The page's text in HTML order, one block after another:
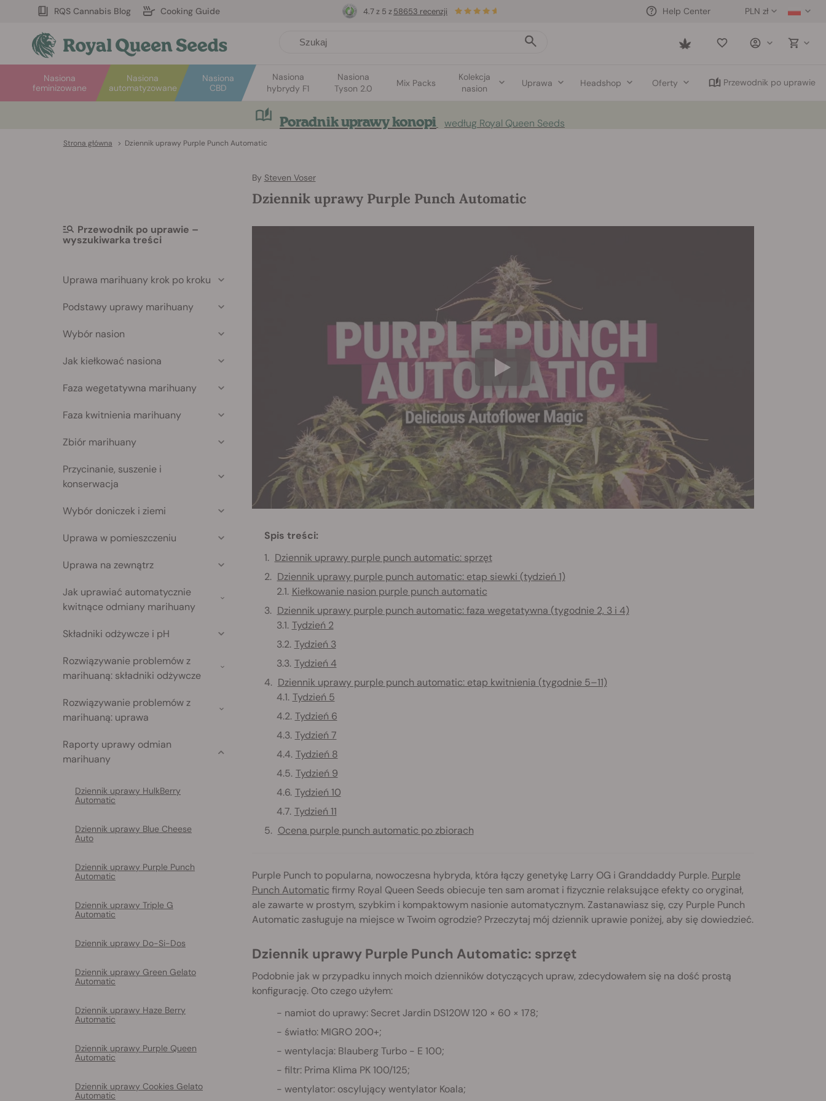
RQS Cannabis Blog Cooking Guide PLN zł
Help Center
Saved
Nasiona
automatyzowane
Nasiona
feminizowane
Nasiona
CBD
Nasiona
hybrydy F1
Nasiona
Tyson 2.0
Mix Packs
Kolekcja
nasion
Uprawa Headshop Oferty Przewodnik po uprawie
4.7 z 5 z58653 recenzji
Poradnik uprawy konopi według Royal Queen Seeds
Strona główna > Dziennik uprawy Purple Punch Automatic
By Steven Voser
Dziennik uprawy Purple Punch Automatic
Spis treści:
Dziennik uprawy purple punch automatic: sprzęt
Dziennik uprawy purple punch automatic: etap siewki (tydzień 1)
Kiełkowanie nasion purple punch automatic
Dziennik uprawy purple punch automatic: faza wegetatywna (tygodnie 2, 3 i 4)
Tydzień 2
Tydzień 3
Tydzień 4
Dziennik uprawy purple punch automatic: etap kwitnienia (tygodnie 5–11)
Tydzień 5
Tydzień 6
Tydzień 7
Tydzień 8
Tydzień 9
Tydzień 10
Tydzień 11
Ocena purple punch automatic po zbiorach
Purple Punch to popularna, nowoczesna hybryda, która łączy genetykę Larry OG i Granddaddy Purple. Purple
Punch Automatic firmy Royal Queen Seeds obiecuje ten sam aromat i fizycznie relaksujące efekty co oryginał,
ale zawarte w prostym, szybkim i kompaktowym nasionie automatycznym. Zastanawiasz się, czy Purple Punch
Automatic zasługuje na miejsce w Twoim ogrodzie? Przeczytaj mój dziennik uprawie poniżej, aby się dowiedzieć.
Dziennik uprawy Purple Punch Automatic: sprzęt
Podobnie jak w przypadku innych moich dzienników dotyczących upraw, zdecydowałem się na dość prostą
konfigurację. Oto czego użyłem:
namiot do uprawy: Secret Jardin DS120W 120 × 60 × 178;
światło: MIGRO 200+;
wentylacja: Blauberg Turbo - E 100;
filtr: Prima Klima PK 100/125;
wentylator: oscylujący wentylator Koala;
Przewodnik po uprawie –
wyszukiwarka treści
Uprawa marihuany krok po kroku
Podstawy uprawy marihuany
Wybór nasion
Jak kiełkować nasiona
Faza wegetatywna marihuany
Faza kwitnienia marihuany
Zbiór marihuany
Przycinanie, suszenie i
konserwacja
Wybór doniczek i ziemi
Uprawa w pomieszczeniu
Uprawa na zewnątrz
Jak uprawiać automatycznie
kwitnące odmiany marihuany
Składniki odżywcze i pH
Rozwiązywanie problemów z
marihuaną: składniki odżywcze
Rozwiązywanie problemów z
marihuaną: uprawa
Raporty uprawy odmian
marihuany
Dziennik uprawy HulkBerry
Automatic
Dziennik uprawy Blue Cheese
Auto
Dziennik uprawy Purple Punch
Automatic
Dziennik uprawy Triple G
Automatic
Dziennik uprawy Do-Si-Dos
Dziennik uprawy Green Gelato
Automatic
Dziennik uprawy Haze Berry
Automatic
Dziennik uprawy Purple Queen
Automatic
Dziennik uprawy Cookies Gelato
Automatic